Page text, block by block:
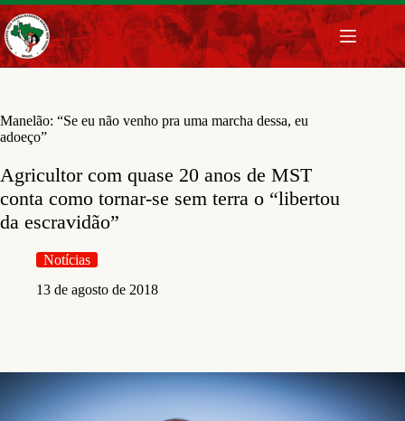
Pular
para
o
conteúdo
Manelão: “Se eu não venho pra uma marcha dessa, eu
adoeço”
Agricultor com quase 20 anos de MST
conta como tornar-se sem terra o “libertou
da escravidão”
Notícias
13 de agosto de 2018